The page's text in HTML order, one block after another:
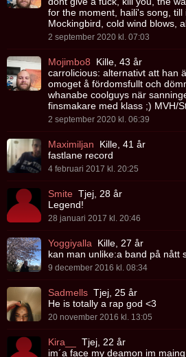
for the moment, haili's song, till
Mockingbird, cold wind blows,
2 september 2020 kl. 07:03
Mojimbo8
Kille, 43 år
carrolicious: alternativt att han
omoget å fördomsfullt och
whanabe coolguys när
finsmakare med klass ;) MVH/
2 september 2020 kl. 06:39
Maximiljan
Kille, 41 år
fastlane record
4 februari 2017 kl. 20:25
Smite Tjej, 28 år
Legend!
28 januari 2017 kl. 20:46
Yoggiyalla
Kille, 27 år
kan man unlike:a band på nått
9 december 2016 kl. 08:34
Sadmells Tjej, 25 år
He is totally a rap god <3
20 november 2016 kl. 13:05
Kira__
Tjej, 22 år
im´a face my deamon im